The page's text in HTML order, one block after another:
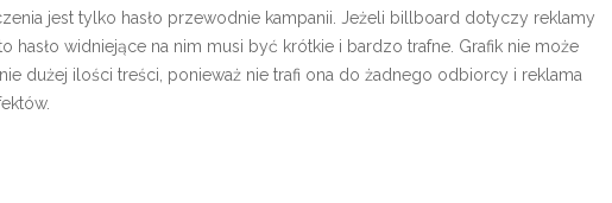
jest tylko hasło przewodnie kampanii. Jeżeli billboard dotyczy reklamy
hasło widniejące na nim musi być krótkie i bardzo trafne. Grafik nie może
dużej ilości treści, ponieważ nie trafi ona do żadnego odbiorcy i reklama